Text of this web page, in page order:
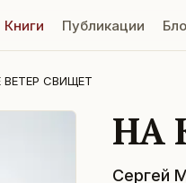
Книги Публикации
СВИЩЕТ
НА
Сергей